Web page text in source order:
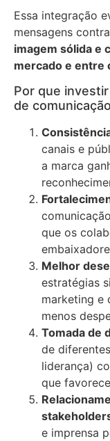
Essa integração
mensagens
imagem sólida e
mercado e entre
Por que
de
canais e
a marca
que os
Melhor
estratégias
marketing e
menos
Tomada de
de
liderança)
que
e imprensa